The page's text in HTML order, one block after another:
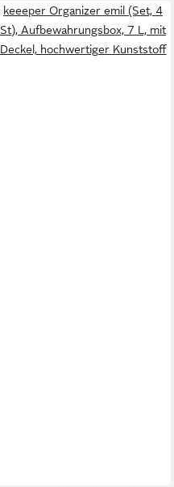
keeeper Organizer emil (Set, 4
St), Aufbewahrungsbox, 7 L, mit
Deckel, hochwertiger Kunststoff